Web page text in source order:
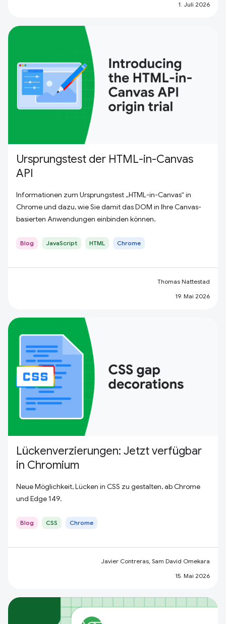
1. Juli 2026
Ursprungstest der HTML-in-Canvas
API
Informationen zum Ursprungstest „HTML-in-Canvas“ in
Chrome und dazu, wie Sie damit das DOM in Ihre Canvas-
basierten Anwendungen einbinden können.
Blog JavaScript HTML Chrome
Thomas Nattestad
19. Mai 2026
Lückenverzierungen: Jetzt verfügbar
in Chromium
Neue Möglichkeit, Lücken in CSS zu gestalten, ab Chrome
und Edge 149.
Blog CSS Chrome
Javier Contreras, Sam David Omekara
15. Mai 2026